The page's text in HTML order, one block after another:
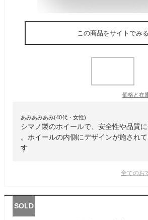
この商品をサイトでみる
価格と在
あみあみあみ(40代・女性)
シマノ製のホイールで、安全性や品質
。ホイールの内側にデザインが施され
す
全てのお
SOLD